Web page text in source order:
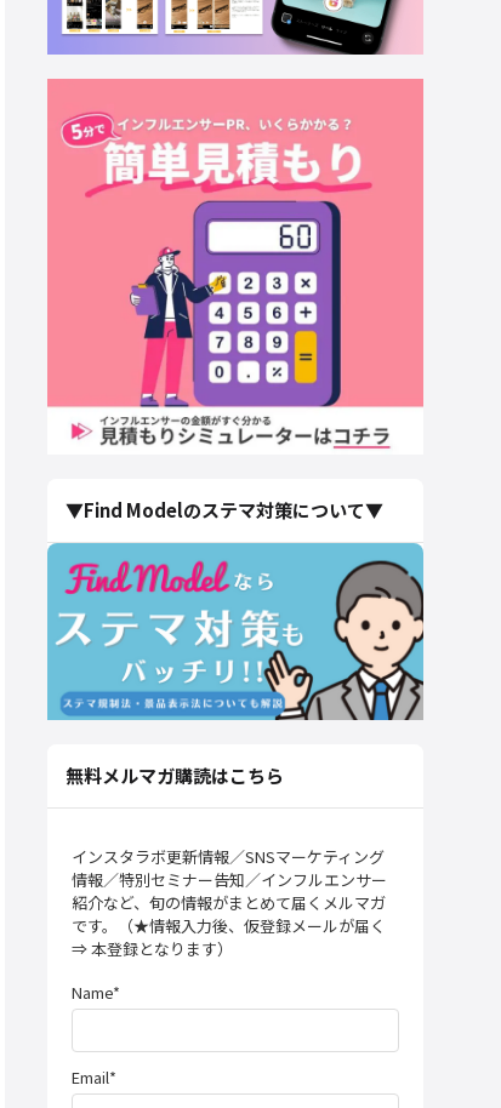
▼Find Modelのステマ対策について▼
無料メルマガ購読はこちら
インスタラボ更新情報／SNSマーケティング
情報／特別セミナー告知／インフルエンサー
紹介など、旬の情報がまとめて届くメルマガ
です。（★情報入力後、仮登録メールが届く
⇒ 本登録となります）
Name*
Email*